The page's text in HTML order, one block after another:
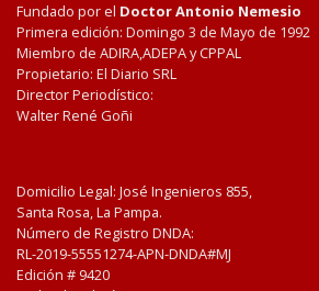
Fundado por el Doctor Antonio Nemesio
Primera edición: Domingo 3 de Mayo de 1992
Miembro de ADIRA,ADEPA y CPPAL
Propietario: El Diario SRL
Director Periodístico:
Walter René Goñi
Domicilio Legal: José Ingenieros 855,
Santa Rosa, La Pampa.
Número de Registro DNDA:
RL-2019-55551274-APN-DNDA#MJ
Edición # 9420